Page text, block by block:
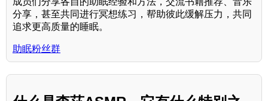
分享，甚至共同进行冥想练习，帮助彼此缓解压力，共同
追求更高质量的睡眠。
助眠粉丝群